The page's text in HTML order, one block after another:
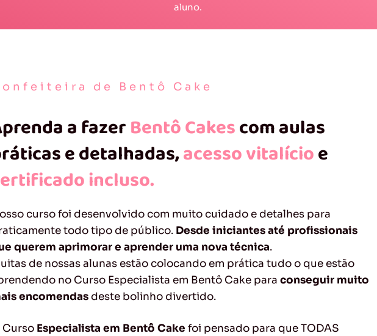
aluno.
de Bentô Cake
a fazerBentô Cakescom aulas
e detalhadas,acesso vitalícioe
incluso.
curso foi desenvolvido com muito cuidado e detalhes para
todo tipo de público. Desde iniciantes até profissionais
querem aprimorar e aprender uma nova técnica.
de nossas alunas estão colocando em prática tudo o que estão
no Curso Especialista em Bentô Cake paraconseguir muito
encomendasdeste bolinho divertido.
Curso Especialista em Bentô Cake foi pensado para que TODAS